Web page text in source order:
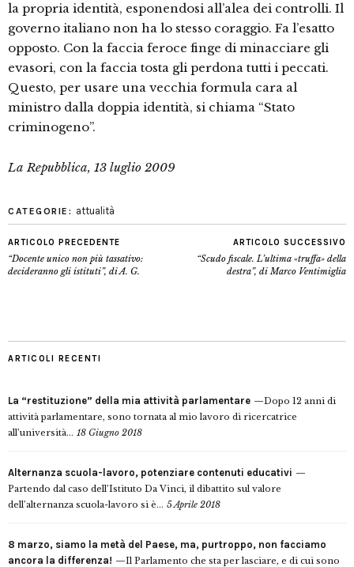
la propria identità, esponendosi all’alea dei controlli. Il
governo italiano non ha lo stesso coraggio. Fa l’esatto
opposto. Con la faccia feroce finge di minacciare gli
evasori, con la faccia tosta gli perdona tutti i peccati.
Questo, per usare una vecchia formula cara al
ministro dalla doppia identità, si chiama “Stato
criminogeno”.
La Repubblica, 13 luglio 2009
CATEGORIE: attualità
ARTICOLO PRECEDENTE
“Docente unico non più tassativo:
decideranno gli istituti”, di A. G.
ARTICOLO SUCCESSIVO
“Scudo fiscale. L’ultima «truffa» della
destra”, di Marco Ventimiglia
ARTICOLI RECENTI
La “restituzione” della mia attività parlamentare
Dopo 12 anni di
attività parlamentare, sono tornata al mio lavoro di ricercatrice
all’università... 18 Giugno 2018
Alternanza scuola-lavoro, potenziare contenuti educativi
Partendo dal caso dell’Istituto Da Vinci, il dibattito sul valore
dell’alternanza scuola-lavoro si è... 5 Aprile 2018
8 marzo, siamo la metà del Paese, ma, purtroppo, non facciamo
ancora la differenza!
Il Parlamento che sta per lasciare, e di cui sono